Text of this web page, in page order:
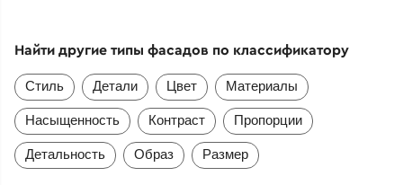
Найти другие типы фасадов по классификатору
Стиль Детали Цвет Материалы
Насыщенность Контраст Пропорции
Детальность Образ Размер